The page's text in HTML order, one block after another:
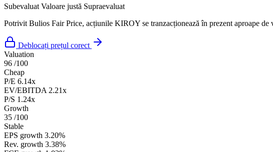
Subevaluat Valoare justă Supraevaluat
Potrivit Bulios Fair Price, acțiunile KIROY se tranzacționează în prezent aproape de
Deblocați prețul corect
Valuation
96 /100
Cheap
P/E 6.14x
EV/EBITDA 2.21x
P/S 1.24x
Growth
35 /100
Stable
EPS growth 3.20%
Rev. growth 3.38%